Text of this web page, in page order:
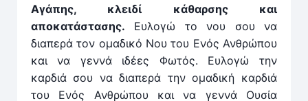
Αγάπης, κλειδί κάθαρσης και
αποκατάστασης. Ευλογώ το νου σου να
διαπερά τον ομαδικό Νου του Ενός Ανθρώπου
και να γεννά ιδέες Φωτός. Ευλογώ την
καρδιά σου να διαπερά την ομαδική καρδιά
του Ενός Ανθρώπου και να γεννά Ουσία